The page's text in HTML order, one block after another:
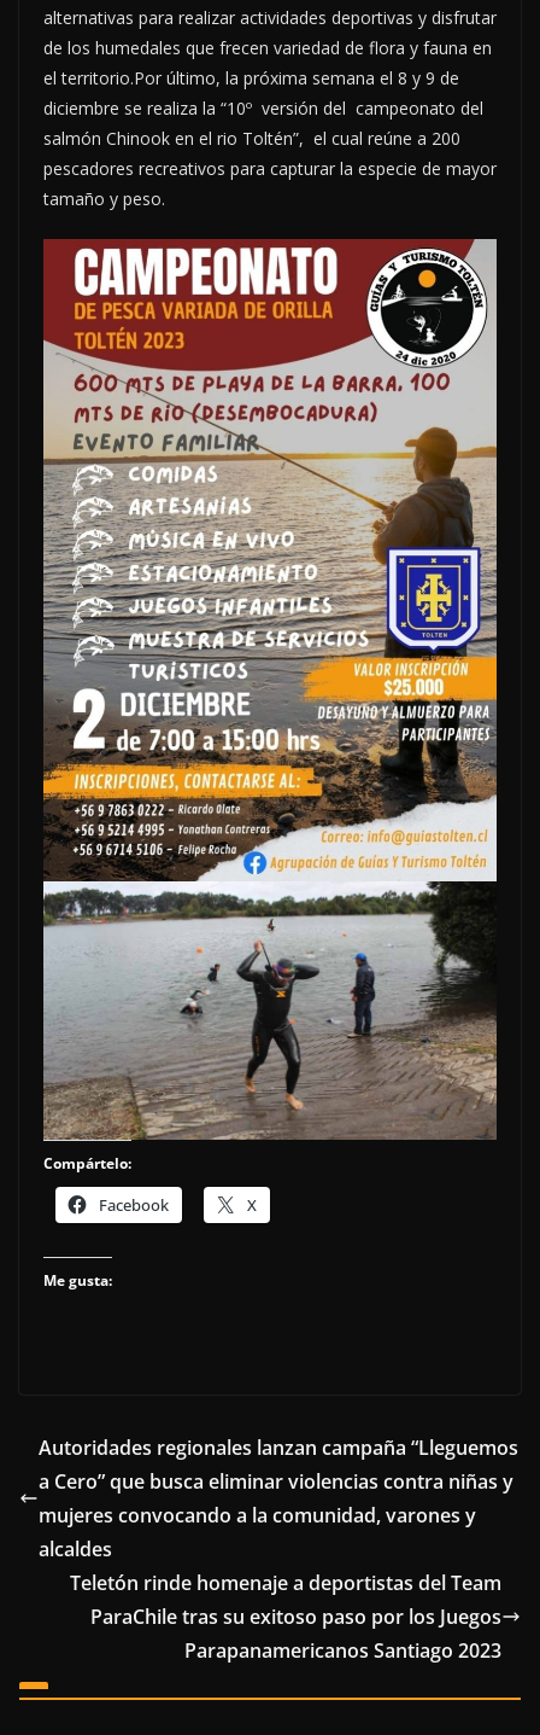
alternativas para realizar actividades deportivas y disfrutar
de los humedales que frecen variedad de flora y fauna en
el territorio.Por último, la próxima semana el 8 y 9 de
diciembre se realiza la “10º versión del campeonato del
salmón Chinook en el rio Toltén”, el cual reúne a 200
pescadores recreativos para capturar la especie de mayor
tamaño y peso.
Compártelo:
Facebook X
Me gusta:
Autoridades regionales lanzan campaña “Lleguemos
a Cero” que busca eliminar violencias contra niñas y
mujeres convocando a la comunidad, varones y
alcaldes
Teletón rinde homenaje a deportistas del Team
ParaChile tras su exitoso paso por los Juegos
Parapanamericanos Santiago 2023